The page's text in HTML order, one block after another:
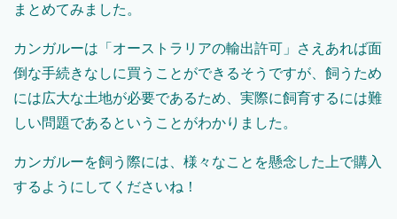
まとめてみました。
カンガルーは「オーストラリアの輸出許可」さえあれば面
倒な手続きなしに買うことができるそうですが、飼うため
には広大な土地が必要であるため、実際に飼育するには難
しい問題であるということがわかりました。
カンガルーを飼う際には、様々なことを懸念した上で購入
するようにしてくださいね！